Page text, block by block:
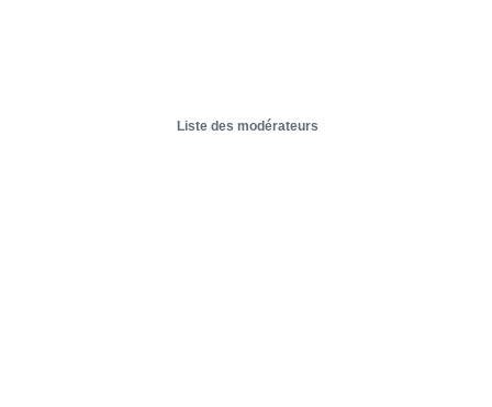
Liste des modérateurs